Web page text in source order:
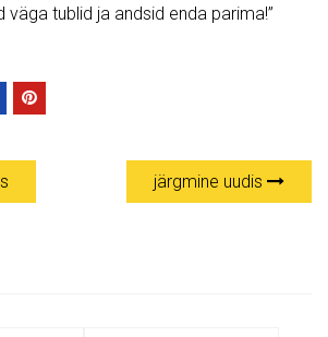
väga tublid ja andsid enda parima!”
järgmine uudis